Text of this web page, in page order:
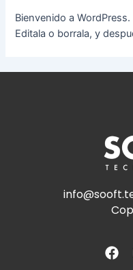
Bienvenido a
Editala o borrala, y
F
a